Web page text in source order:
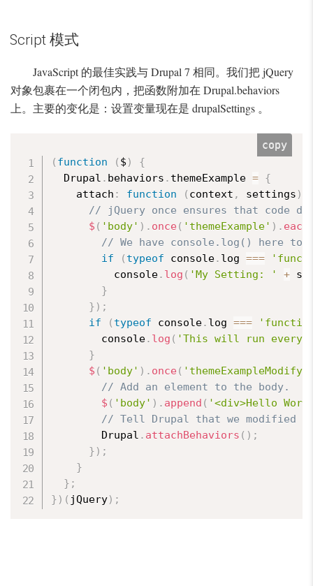
模式
JavaScript 的最佳实践与 Drupal 7 相同。我们把 jQuery
对象包裹在一个闭包内，把函数附加在 Drupal.behaviors
上。主要的变化是：设置变量现在是 drupalSettings 。
( function ( $ )
{
  Drupal
. behaviors . themeExample = {
    attach
: function ( context , settings )
// jQuery once ensures that code
$ ( 'body' ) . once ( 'themeExample' ) . each
// We have console.log() here to
if
( typeof console. log ===
          console
. log ( 'My Setting: ' +
}
} ) ;
if
( typeof console. log ===
        console
. log ( 'This will run every
}
$ ( 'body' ) . once (
// Add an element to the body.
$ ( 'body' ) . append ( '<div>Hello
// Tell Drupal that we modified
        Drupal
. attachBehaviors ( ) ;
} ) ;
}
} ;
} ) ( jQuery) ;
copy